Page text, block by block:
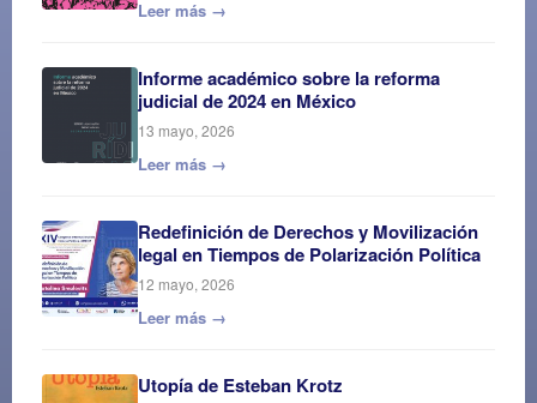
Leer más →
Informe académico sobre la reforma
judicial de 2024 en México
13 mayo, 2026
Leer más →
Redefinición de Derechos y Movilización
legal en Tiempos de Polarización Política
12 mayo, 2026
Leer más →
Utopía de Esteban Krotz